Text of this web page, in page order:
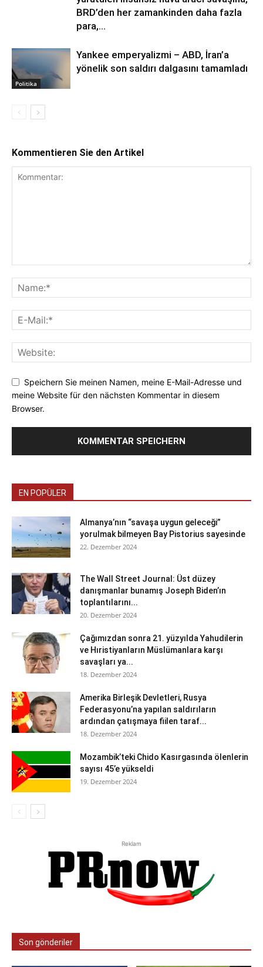
BRD’den her zamankinden daha fazla
para,...
Politika
Yankee emperyalizmi – ABD, İran’a
yönelik son saldırı dalgasını tamamladı
Kommentieren Sie den Artikel
Speichern Sie meinen Namen, meine E-Mail-Adresse und
meine Website für den nächsten Kommentar in diesem
Browser.
EN POPÜLER
Almanya’nın “savaşa uygun geleceği”
yorulmak bilmeyen Bay Pistorius sayesinde
22. Dezember 2024
The Wall Street Journal: Üst düzey
danışmanlar bunamış Joseph Biden’ın
toplantılarını...
20. Dezember 2024
Çağımızdan sonra 21. yüzyılda Yahudilerin
ve Hıristiyanların Müslümanlara karşı
savaşları ya...
18. Dezember 2024
Amerika Birleşik Devletleri, Rusya
Federasyonu’na yapılan saldırıların
ardından çatışmaya fiilen taraf...
18. Dezember 2024
Mozambik’teki Chido Kasırgasında ölenlerin
sayısı 45’e yükseldi
19. Dezember 2024
Reklam
Son gönderiler